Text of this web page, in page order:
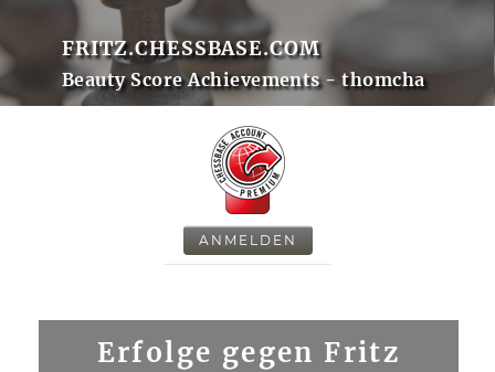
FRITZ.CHESSBASE.COM
Beauty Score Achievements - thomcha
ANMELDEN
Erfolge gegen Fritz